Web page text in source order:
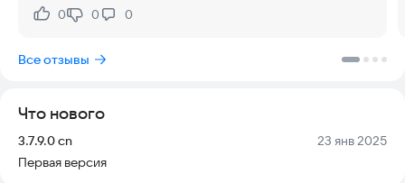
или альбома, сжимайте файлы без потери качества.
кадры, чтобы создавать уникальные композиции.
закадрового голоса, что поможет создать забавные ролики
или оригинальный видеоблог.
Материальный центр
Нравится:
0Не нравится:
0 0
Все отзывы
Что нового
Версия:
3.7.9.0 cn Дата:
23 янв 2025
Первая версия